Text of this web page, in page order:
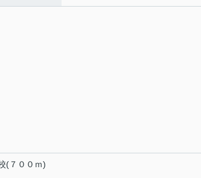
(７００ｍ)